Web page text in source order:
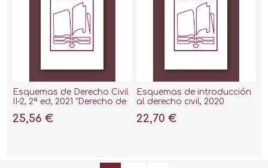
Esquemas de Derecho Civil
II-2, 2ª ed, 2021 "Derecho de
25,56 €
Esquemas de introducción
al derecho civil, 2020
22,70 €